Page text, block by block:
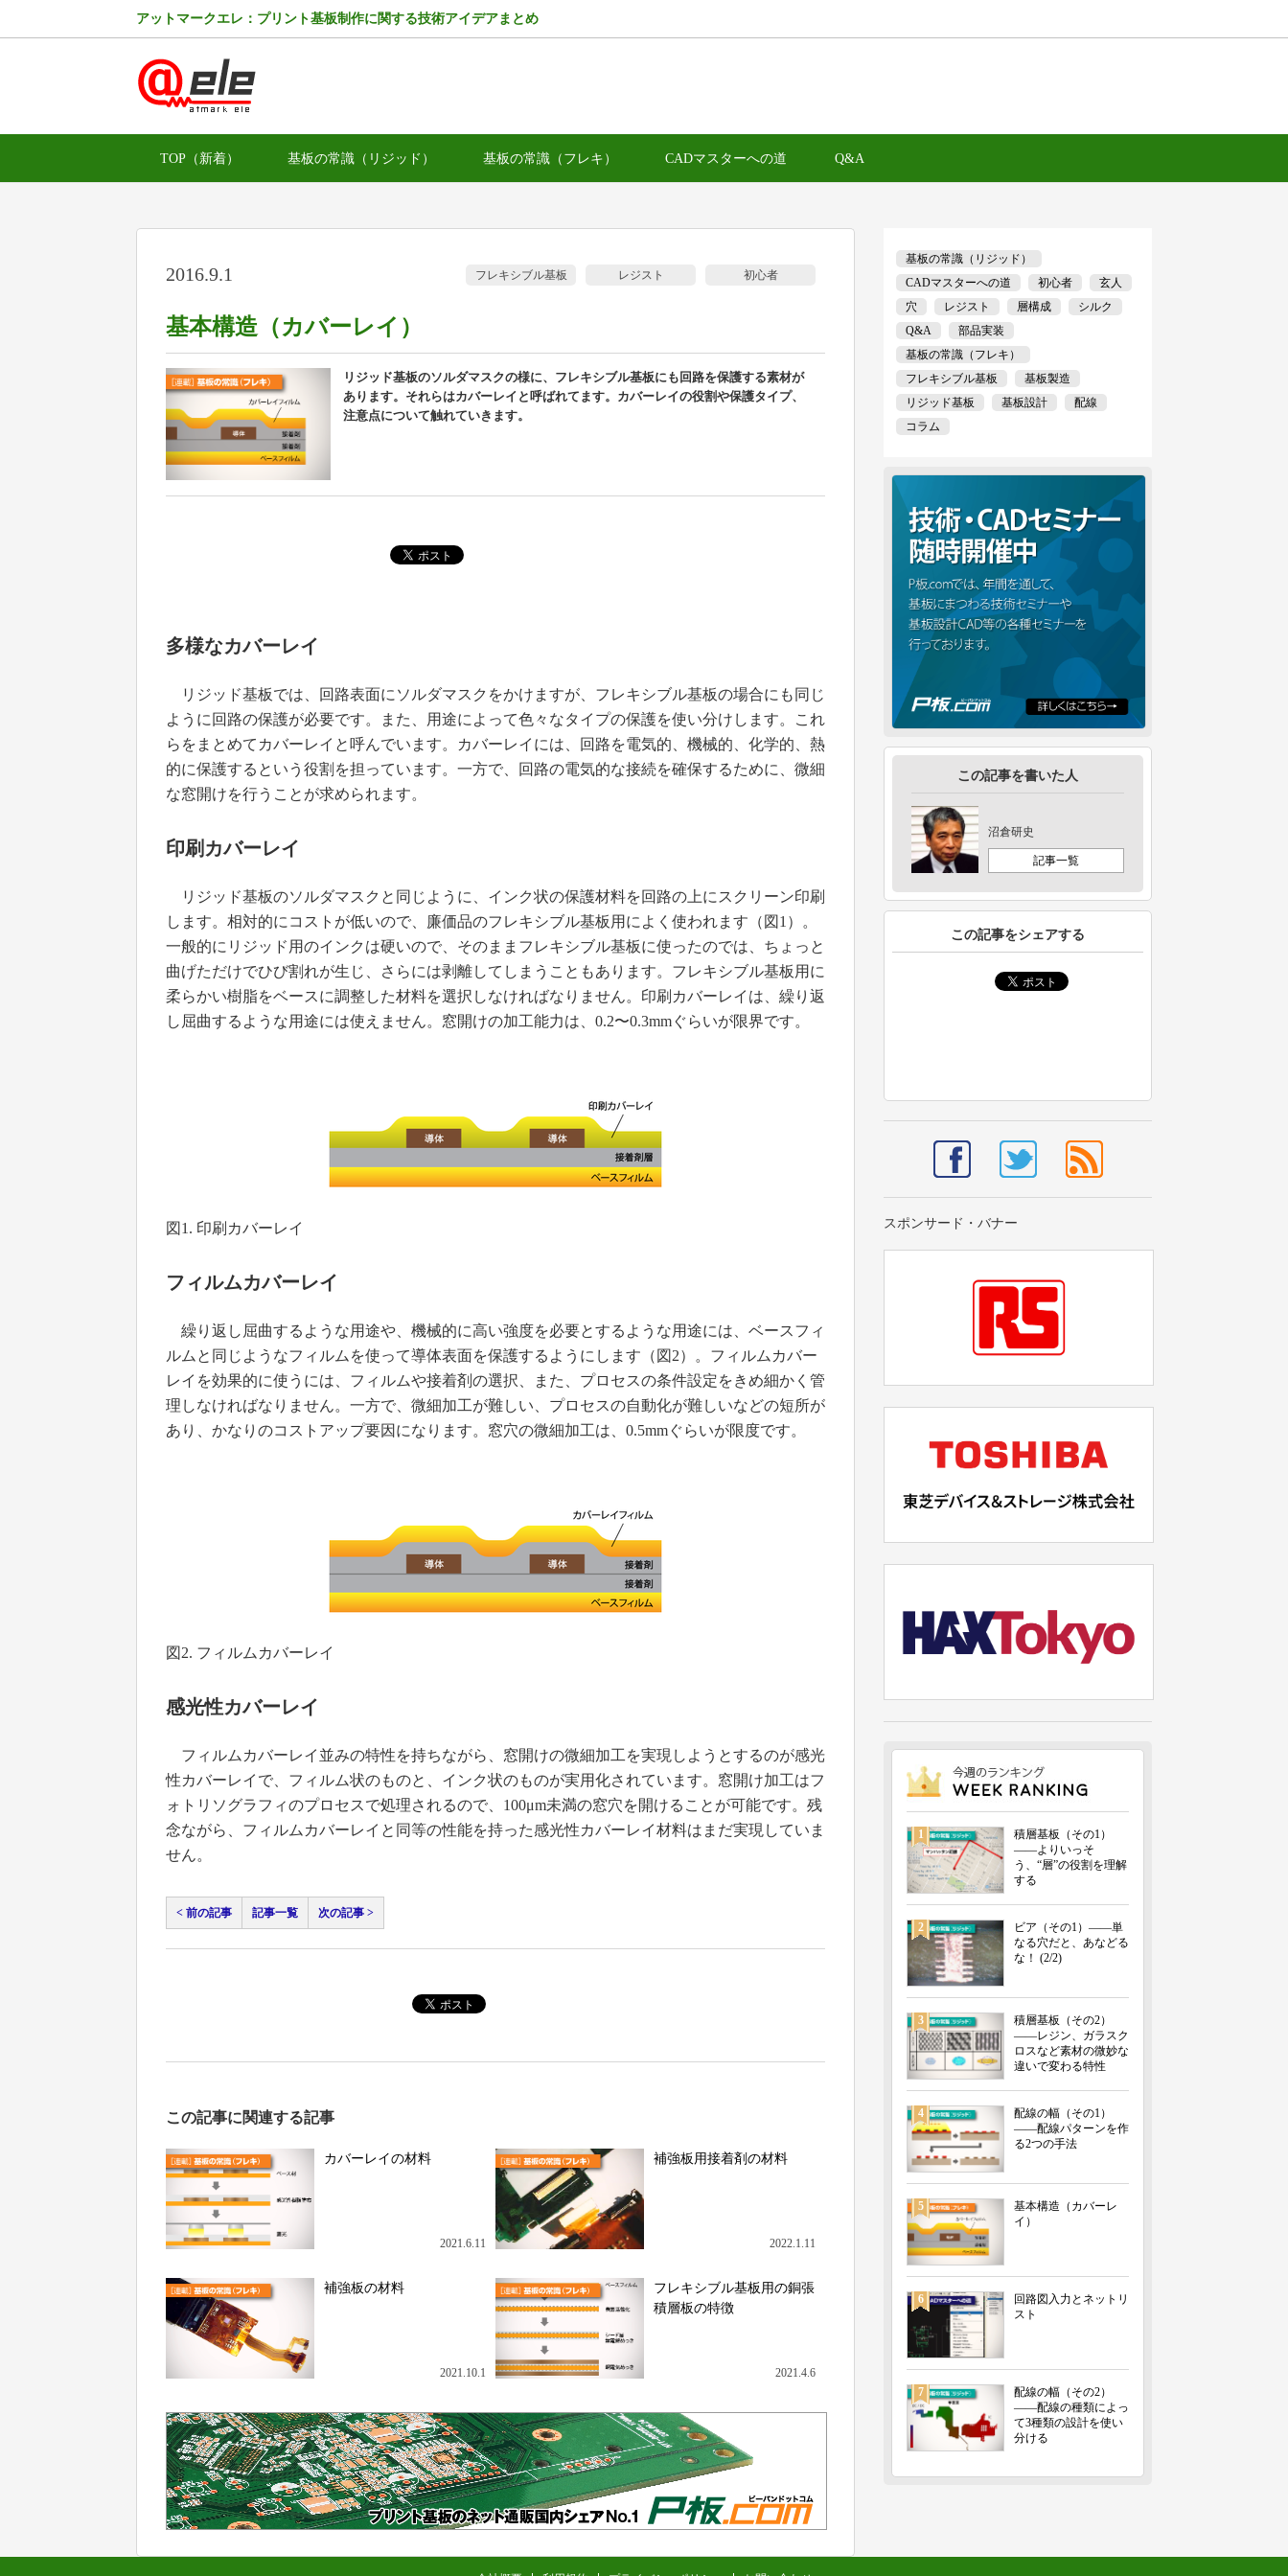
アットマークエレ：プリント基板制作に関する技術アイデアまとめ
TOP（新着） 基板の常識（リジッド） 基板の常識（フレキ） CADマスターへの道 Q&A
2016.9.1 初心者
レジスト
フレキシブル基板
基本構造（カバーレイ）
リジッド基板のソルダマスクの様に、フレキシブル基板にも回路を保護する素材が
あります。それらはカバーレイと呼ばれてます。カバーレイの役割や保護タイプ、
注意点について触れていきます。
多様なカバーレイ
リジッド基板では、回路表面にソルダマスクをかけますが、フレキシブル基板の場合にも同じ
ように回路の保護が必要です。また、用途によって色々なタイプの保護を使い分けします。これ
らをまとめてカバーレイと呼んでいます。カバーレイには、回路を電気的、機械的、化学的、熱
的に保護するという役割を担っています。一方で、回路の電気的な接続を確保するために、微細
な窓開けを行うことが求められます。
印刷カバーレイ
リジッド基板のソルダマスクと同じように、インク状の保護材料を回路の上にスクリーン印刷
します。相対的にコストが低いので、廉価品のフレキシブル基板用によく使われます（図1）。
一般的にリジッド用のインクは硬いので、そのままフレキシブル基板に使ったのでは、ちょっと
曲げただけでひび割れが生じ、さらには剥離してしまうこともあります。フレキシブル基板用に
柔らかい樹脂をベースに調整した材料を選択しなければなりません。印刷カバーレイは、繰り返
し屈曲するような用途には使えません。窓開けの加工能力は、0.2〜0.3mmぐらいが限界です。
図1. 印刷カバーレイ
フィルムカバーレイ
繰り返し屈曲するような用途や、機械的に高い強度を必要とするような用途には、ベースフィ
ルムと同じようなフィルムを使って導体表面を保護するようにします（図2）。フィルムカバー
レイを効果的に使うには、フィルムや接着剤の選択、また、プロセスの条件設定をきめ細かく管
理しなければなりません。一方で、微細加工が難しい、プロセスの自動化が難しいなどの短所が
あり、かなりのコストアップ要因になります。窓穴の微細加工は、0.5mmぐらいが限度です。
図2. フィルムカバーレイ
感光性カバーレイ
フィルムカバーレイ並みの特性を持ちながら、窓開けの微細加工を実現しようとするのが感光
性カバーレイで、フィルム状のものと、インク状のものが実用化されています。窓開け加工はフ
ォトリソグラフィのプロセスで処理されるので、100μm未満の窓穴を開けることが可能です。残
念ながら、フィルムカバーレイと同等の性能を持った感光性カバーレイ材料はまだ実現していま
せん。
< 前の記事 記事一覧 次の記事 >
この記事に関連する記事
カバーレイの材料
2021.6.11
補強板用接着剤の材料
2022.1.11
補強板の材料
2021.10.1
フレキシブル基板用の銅張
積層板の特徴
2021.4.6
基板の常識（リジッド）
CADマスターへの道
初心者
玄人
穴
レジスト 層構成
シルク
Q&A
部品実装
基板の常識（フレキ）
フレキシブル基板
基板製造
リジッド基板
基板設計
配線
コラム
この記事を書いた人
沼倉研史
記事一覧
この記事をシェアする
スポンサード・バナー
1
積層基板（その1）
――よりいっそ
う、“層”の役割を理解
する
2
ビア（その1）――単
なる穴だと、あなどる
な！ (2/2)
3
積層基板（その2）
――レジン、ガラスク
ロスなど素材の微妙な
違いで変わる特性
4
配線の幅（その1）
――配線パターンを作
る2つの手法
5
基本構造（カバーレ
イ）
6
回路図入力とネットリ
スト
7
配線の幅（その2）
――配線の種類によっ
て3種類の設計を使い
分ける